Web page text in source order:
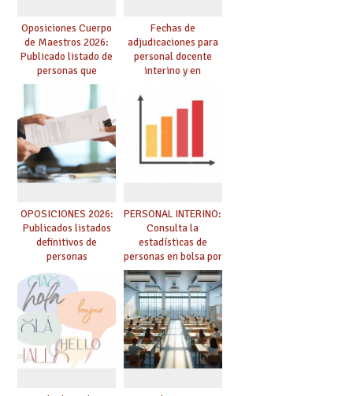
Oposiciones Cuerpo
de Maestros 2026:
Publicado listado de
personas que
adquieren nueva
especialidad
Fechas de
adjudicaciones para
personal docente
interino y en
debes saber
OPOSICIONES 2026:
Publicados listados
definitivos de
personas
seleccionadas. ¿Qué
hacer ahora si he
obtenido plaza?
PERSONAL INTERINO:
Consulta la
estadísticas de
personas en bolsa por
cuerpo, especialidad
y tipo de bolsa para
el curso 26/27